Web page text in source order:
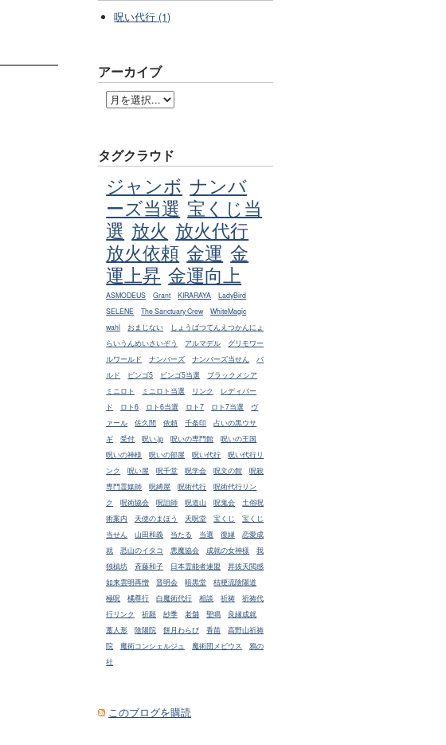
呪い代行 (1)
アーカイブ
タグクラウド
ジャンボ ナンバ
ーズ当選 宝くじ当
選 放火 放火代行
放火依頼 金運 金
運上昇 金運向上
ASMODEUS Grant KIRARAYA
LadyBird
SELENE
The Sanctuary Crew
WhiteMagic
wahl
おまじない
しょうばつてんえつかんにょ
らいうんめいさいぞう
アルマデル
グリモワー
ルワールド
ナンバーズ ナンバーズ当せん
バ
ルド
ビンゴ5 ビンゴ5当選
ブラックメシア
ミニロト
ミニロト当選 リンク
レディバー
ド
ロト6 ロト6当選 ロト7 ロト7当選
ヴ
ァール
佐久間 依頼 千条印
占いの黒ウサ
ギ
受付 呪い.jp 呪いの専門館
呪いの王国
呪いの神様
呪いの部屋 呪い代行
呪い代行リ
ンク
呪い屋 呪千堂 呪学会 呪文の館
呪殺
専門霊媒師
呪縛屋 呪術代行
呪術代行リン
ク
呪術協会 呪詛師 呪道山 呪鬼会
土俗呪
術案内
天使のまほう 天呪堂 宝くじ
宝くじ
当せん
山田和義 当たる 当選 復縁
恋愛成
就
恐山のイタコ 悪魔協会 成就の女神様
我
独槙坊
斉藤和子 日本霊能者連盟
昇抜天閲感
如来雲明再憎
晋明会 暗黒堂
桔梗流陰陽道
極呪
橘尊行 白魔術代行 相談 祈祷
祈祷代
行リンク
祈願 紗季 老舗 聖鳴
良縁成就
藁人形
陰陽院 餅月わらび 香苗
高野山祈祷
院
魔術コンシェルジュ 魔術団メビウス
鴉の
社
このブログを購読